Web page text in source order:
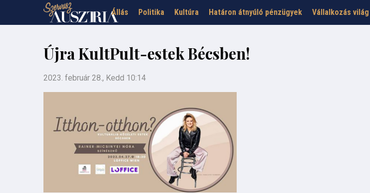
Állás Politika Kultúra Határon átnyúló pénzügyek Vállalkozás világ
Újra KultPult-estek Bécsben!
2023. február 28., Kedd 10:14